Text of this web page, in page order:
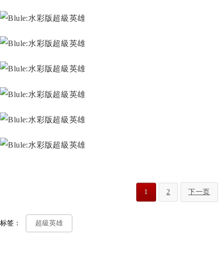
1 2 下一页
标签： 超級英雄